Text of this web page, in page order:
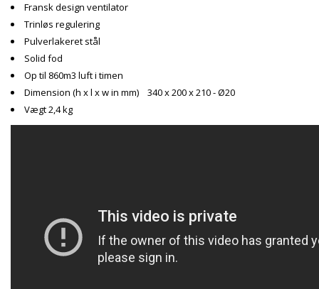
Fransk design ventilator
Trinløs regulering
Pulverlakeret stål
Solid fod
Op til 860m3 luft i timen
Dimension (h x l x w in mm) 340 x 200 x 210 - Ø20
Vægt 2,4 kg